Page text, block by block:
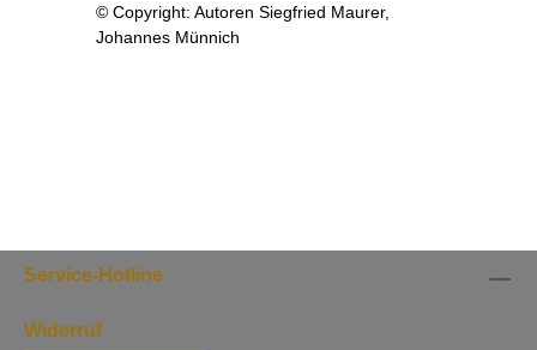
© Copyright: Autoren Siegfried Maurer,
Johannes Münnich
Service-Hotline
Widerruf